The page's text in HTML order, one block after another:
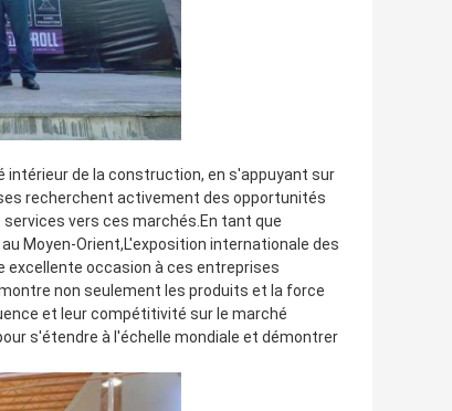
intérieur de la construction, en s'appuyant sur
recherchent activement des opportunités
vers ces marchés.En tant que
Moyen-Orient,L'exposition internationale des
excellente occasion à ces entreprises
non seulement les produits et la force
et leur compétitivité sur le marché
s'étendre à l'échelle mondiale et démontrer